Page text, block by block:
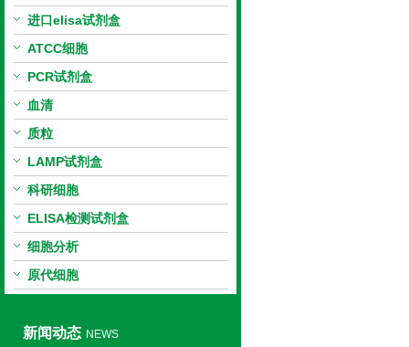
进口elisa试剂盒
ATCC细胞
PCR试剂盒
血清
质粒
LAMP试剂盒
科研细胞
ELISA检测试剂盒
细胞分析
原代细胞
新闻动态 NEWS